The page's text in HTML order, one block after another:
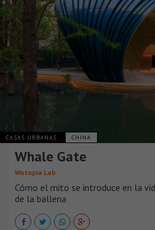
CASAS URBANAS CHINA
Whale Gate
Wutopia Lab
Cómo el mito se introduce en la
de la ballena